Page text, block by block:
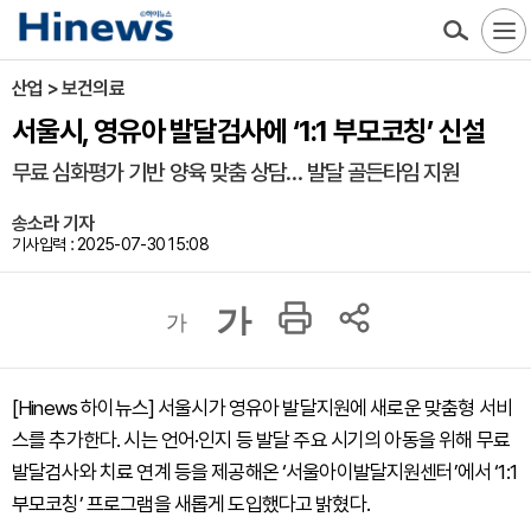
산업 > 보건의료
서울시, 영유아 발달검사에 ‘1:1 부모코칭’ 신설
무료 심화평가 기반 양육 맞춤 상담… 발달 골든타임 지원
송소라 기자
기사입력 : 2025-07-30 15:08
가 가
[Hinews 하이뉴스] 서울시가 영유아 발달지원에 새로운 맞춤형 서비
스를 추가한다. 시는 언어·인지 등 발달 주요 시기의 아동을 위해 무료
발달검사와 치료 연계 등을 제공해온 ‘서울아이발달지원센터’에서 ‘1:1
부모코칭’ 프로그램을 새롭게 도입했다고 밝혔다.